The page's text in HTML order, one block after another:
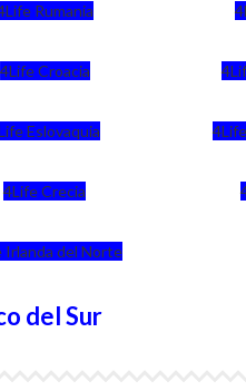
Rumania
4Life Croacia
Eslovaquia
4Life Crecia
Irlanda del Norte
del Sur